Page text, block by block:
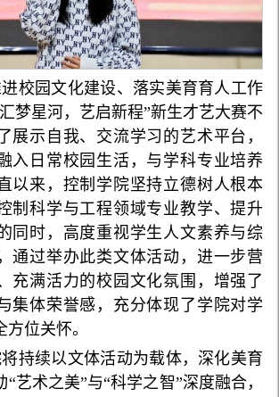
校园文化建设、落实美育育人工作
梦星河，艺启新程”新生才艺大赛不
展示自我、交流学习的艺术平台，
入日常校园生活，与学科专业培养
以来，控制学院坚持立德树人根本
制科学与工程领域专业教学、提升
同时，高度重视学生人文素养与综
通过举办此类文体活动，进一步营
充满活力的校园文化氛围，增强了
集体荣誉感，充分体现了学院对学
位关怀。
持续以文体活动为载体，深化美育
艺术之美”与“科学之智”深度融合，